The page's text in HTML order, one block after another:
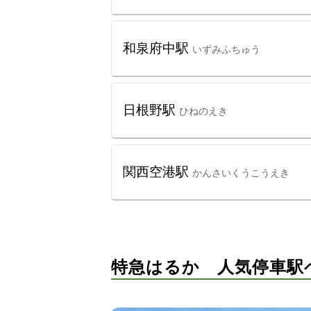
和泉府中駅 いずみふちゅう
日根野駅 ひねのえき
関西空港駅 かんさいくうこうえき
特急はるか 人気停車駅